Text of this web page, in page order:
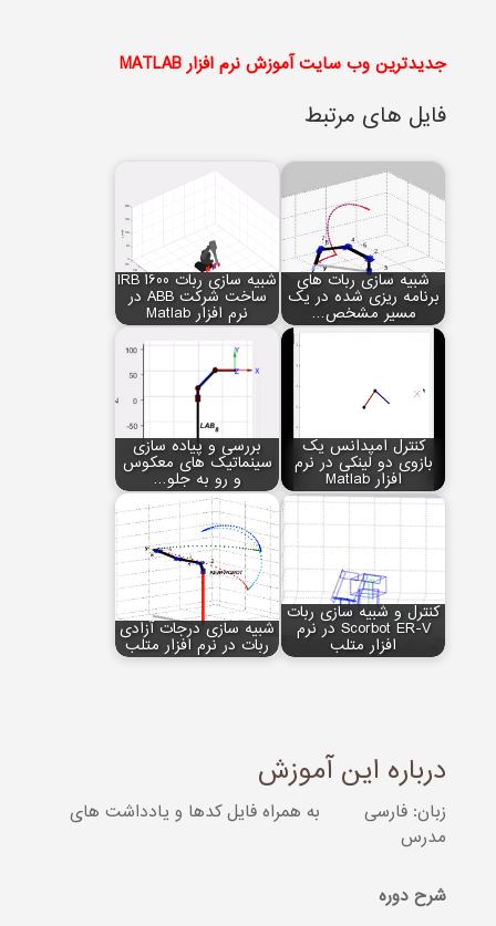
جدیدترین وب سایت آموزش نرم افزار MATLAB
فایل های مرتبط
شبیه سازی ربات های
برنامه ریزی شده در یک
مسیر مشخص…
شبیه سازی ربات IRB 1600
ساخت شرکت ABB در
نرم افزار Matlab
کنترل امپدانس یک
بازوی دو لینکی در نرم
افزار Matlab
بررسی و پیاده سازی
سینماتیک های معکوس
و رو به جلو…
کنترل و شبیه سازی ربات
Scorbot ER-V در نرم
افزار متلب
شبیه سازی درجات آزادی
ربات در نرم افزار متلب
درباره این آموزش
زبان: فارسی
به همراه فایل کدها و یادداشت های
مدرس
شرح دوره